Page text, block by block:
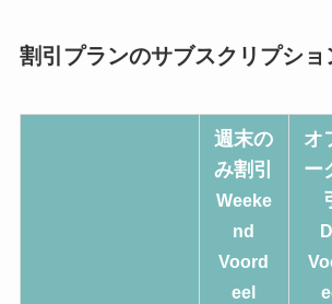
割引プランのサブスクリプショ
週末の
み割引
Weeke
nd
Voord
eel
オ
ー